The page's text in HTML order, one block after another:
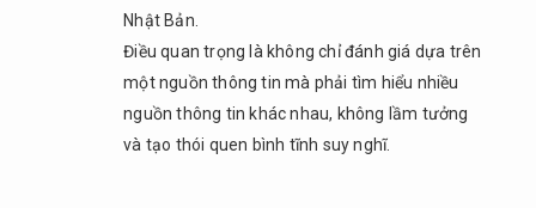
Nhật Bản.
Điều quan trọng là không chỉ đánh giá dựa trên
một nguồn thông tin mà phải tìm hiểu nhiều
nguồn thông tin khác nhau, không lầm tưởng
và tạo thói quen bình tĩnh suy nghĩ.